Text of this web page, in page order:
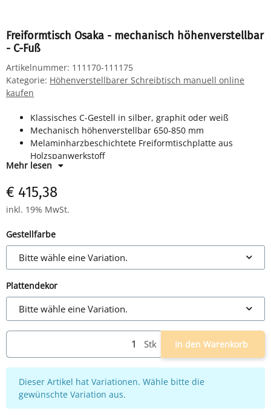
Freiformtisch Osaka - mechanisch höhenverstellbar
- C-Fuß
Artikelnummer: 111170-111175
Kategorie: Höhenverstellbarer Schreibtisch manuell online
kaufen
Klassisches C-Gestell in silber, graphit oder weiß
Mechanisch höhenverstellbar 650-850 mm
Melaminharzbeschichtete Freiformtischplatte aus
Holzspanwerkstoff
Horizontale Kabelwanne
Mehr lesen
€ 415,38
inkl. 19% MwSt.
Gestellfarbe
Bitte wähle eine Variation.
Plattendekor
Bitte wähle eine Variation.
Stk In den Warenkorb
x
Dieser Artikel hat Variationen. Wähle bitte die
gewünschte Variation aus.